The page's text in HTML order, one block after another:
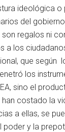
ideológica o
del
regalos ni
a los
que según
los
sino el
costado la
a ellas, se
poder y la